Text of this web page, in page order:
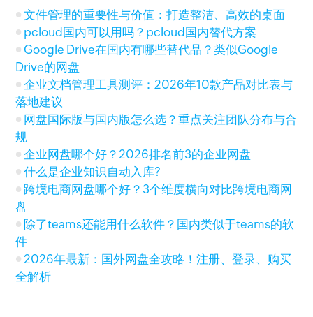
文件管理的重要性与价值：打造整洁、高效的桌面
pcloud国内可以用吗？pcloud国内替代方案
Google Drive在国内有哪些替代品？类似Google
Drive的网盘
企业文档管理工具测评：2026年10款产品对比表与
落地建议
网盘国际版与国内版怎么选？重点关注团队分布与合
规
企业网盘哪个好？2026排名前3的企业网盘
什么是企业知识自动入库?
跨境电商网盘哪个好？3个维度横向对比跨境电商网
盘
除了teams还能用什么软件？国内类似于teams的软
件
2026年最新：国外网盘全攻略！注册、登录、购买
全解析